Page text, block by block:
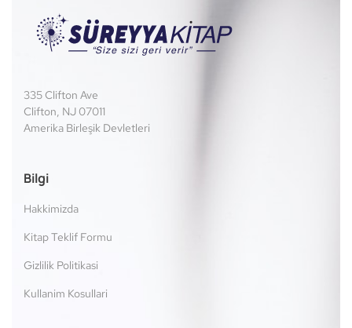
335 Clifton Ave
Clifton, NJ 07011
Amerika Birleşik Devletleri
Bilgi
Hakkimizda
Kitap Teklif Formu
Gizlilik Politikasi
Kullanim Kosullari